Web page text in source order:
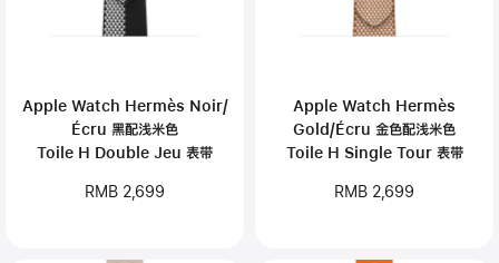
Apple Watch Hermès Noir/
Écru 黑配浅米色
Toile H Double Jeu 表带
RMB 2,699
Apple Watch Hermès
Gold/Écru 金色配浅米色
Toile H Single Tour 表带
RMB 2,699